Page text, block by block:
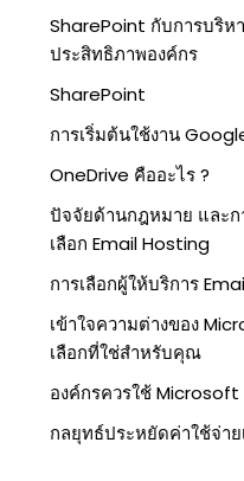
SharePoint กับการบริห
ประสิทธิภาพองค์กร
SharePoint
การเริ่มต้นใช้งาน
OneDrive คืออะไร ?
ปัจจัยด้านกฎหมาย และ
เลือก Email Hosting
การเลือกผู้ให้บริการ
เข้าใจความต่างของ
เลือกที่ใช่สำหรับคุณ
องค์กรควรใช้
กลยุทธ์ประหยัดค่าใช้จ่า